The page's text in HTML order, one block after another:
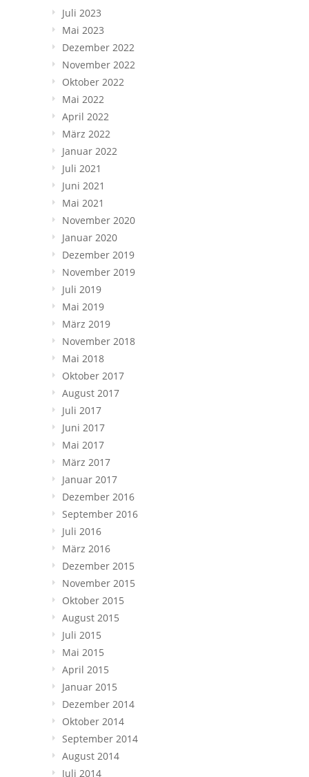
Juli 2023
Mai 2023
Dezember 2022
November 2022
Oktober 2022
Mai 2022
April 2022
März 2022
Januar 2022
Juli 2021
Juni 2021
Mai 2021
November 2020
Januar 2020
Dezember 2019
November 2019
Juli 2019
Mai 2019
März 2019
November 2018
Mai 2018
Oktober 2017
August 2017
Juli 2017
Juni 2017
Mai 2017
März 2017
Januar 2017
Dezember 2016
September 2016
Juli 2016
März 2016
Dezember 2015
November 2015
Oktober 2015
August 2015
Juli 2015
Mai 2015
April 2015
Januar 2015
Dezember 2014
Oktober 2014
September 2014
August 2014
Juli 2014